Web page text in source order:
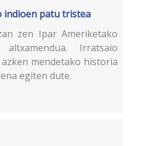
indioen patu tristea
zen Ipar Ameriketako
Irratsaio
mendetako historia
egiten dute.